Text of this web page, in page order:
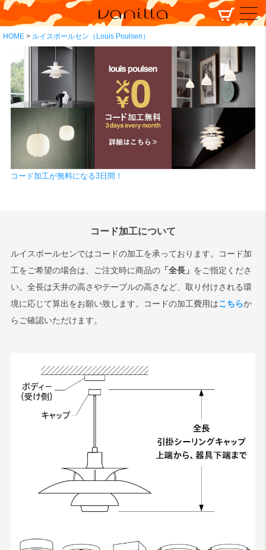
HOME ルイスポールセン（Louis Poulsen）
検索
コード加工が無料になる3日間！
コード加工について
ルイスポールセンではコードの加工を承っております。コード加
工をご希望の場合は、ご注文時に商品の「全長」 をご指定くださ
い。全長は天井の高さやテーブルの高さなど、取り付けされる環
境に応じて算出をお願い致します。コードの加工費用はこちらか
らご確認いただけます。